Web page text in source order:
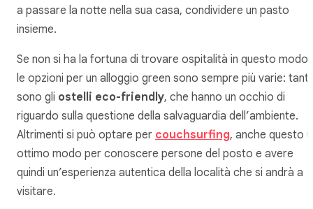
a passare la notte nella sua casa, condividere un pasto
insieme.
Se non si ha la fortuna di trovare ospitalità in questo modo,
le opzioni per un alloggio green sono sempre più varie: tanti
sono gli ostelli eco-friendly, che hanno un occhio di
riguardo sulla questione della salvaguardia dell’ambiente.
Altrimenti si può optare per couchsurfing, anche questo
ottimo modo per conoscere persone del posto e avere
quindi un’esperienza autentica della località che si andrà a
visitare.